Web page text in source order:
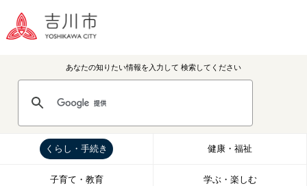
あなたの知りたい情報を入力して 検索してください
くらし・手続き 健康・福祉
子育て・教育 学ぶ・楽しむ